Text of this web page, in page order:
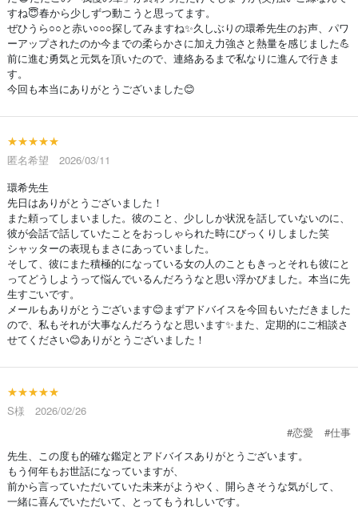
すね😇春から少しずつ動こうと思ってます。
ぜひうら○○と赤い○○○探してみますね✨久しぶりの環希先生のお声、パワ
ーアップされたのか今までの柔らかさに加え力強さと熱量を感じました💪
前に進む勇気と元気を頂いたので、連絡あるまで私なりに進んで行きま
す。
今回も本当にありがとうございました😊
★★★★★
匿名希望 2026/03/11
環希先生
先日はありがとうございました！
また頼ってしまいました。彼のこと、少ししか状況を話していないのに、
彼が会話で話していたことをおっしゃられた時にびっくりしました笑
シャッターの表現もまさにあっていました。
そして、彼にまた積極的になっている女の人のこともきっとそれも彼にと
ってどうしようって悩んでいるんだろうなと思い浮かびました。本当に先
生すごいです。
メールもありがとうございます😊まずアドバイスを今回もいただきました
ので、私もそれが大事なんだろうなと思います✨また、定期的にご相談さ
せてください😊ありがとうございました！
★★★★★
S様 2026/02/26
#恋愛
#仕事
先生、この度も的確な鑑定とアドバイスありがとうございます。
もう何年もお世話になっていますが、
前から言っていただいていた未来がようやく、開らきそうな気がして、
一緒に喜んでいただいて、とってもうれしいです。